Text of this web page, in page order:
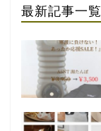
最新記事一覧